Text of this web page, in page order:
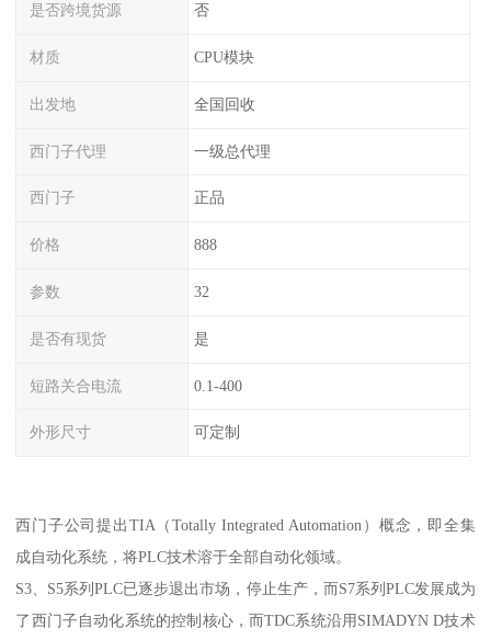
是否跨境货源 否
材质 CPU模块
出发地 全国回收
西门子代理 一级总代理
西门子 正品
价格 888
参数 32
是否有现货 是
短路关合电流 0.1-400
外形尺寸 可定制
西门子公司提出TIA（Totally Integrated Automation）概念，即全集
成自动化系统，将PLC技术溶于全部自动化领域。
S3、S5系列PLC已逐步退出市场，停止生产，而S7系列PLC发展成为
了西门子自动化系统的控制核心，而TDC系统沿用SIMADYN D技术